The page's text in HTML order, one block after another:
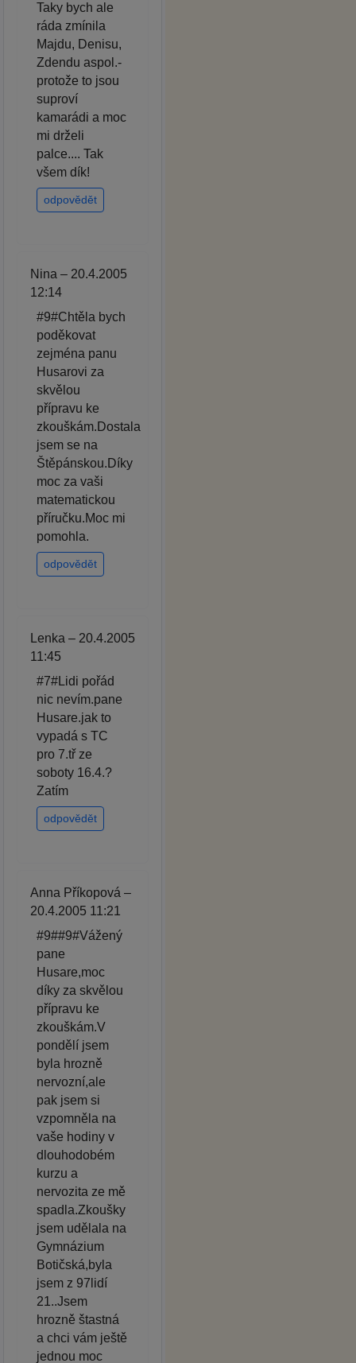
Taky bych ale
ráda zmínila
Majdu, Denisu,
Zdendu aspol.-
protože to jsou
suproví
kamarádi a moc
mi drželi
palce.... Tak
všem dík!
odpovědět
Nina – 20.4.2005
12:14
#9#Chtěla bych
poděkovat
zejména panu
Husarovi za
skvělou
přípravu ke
zkouškám.Dostala
jsem se na
Štěpánskou.Díky
moc za vaši
matematickou
příručku.Moc mi
pomohla.
odpovědět
Lenka – 20.4.2005
11:45
#7#Lidi pořád
nic nevím.pane
Husare.jak to
vypadá s TC
pro 7.tř ze
soboty 16.4.?
Zatím
odpovědět
Anna Příkopová –
20.4.2005 11:21
#9##9#Vážený
pane
Husare,moc
díky za skvělou
přípravu ke
zkouškám.V
pondělí jsem
byla hrozně
nervozní,ale
pak jsem si
vzpomněla na
vaše hodiny v
dlouhodobém
kurzu a
nervozita ze mě
spadla.Zkoušky
jsem udělala na
Gymnázium
Botičská,byla
jsem z 97lidí
21..Jsem
hrozně štastná
a chci vám ještě
jednou moc